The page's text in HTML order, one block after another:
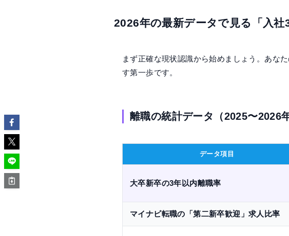
2026年の最新データで見る「入社
まず正確な現状認識から始めましょう。あな
す第一歩です。
離職の統計データ（2025〜2026
データ項目
大卒新卒の3年以内離職率
マイナビ転職の「第二新卒歓迎」求人比率